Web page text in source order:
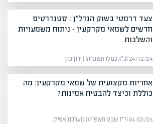
צעד דרמטי בשוק הנדל"ן : סטנדרטים
חדשים לשמאי מקרקעין – ניתוח משמעויות
והשלכות
24/12/24 (כ״ג כסלו תשפ״ה) | ירון כהן
אחריות מקצועית של שמאי מקרקעין: מה
כוללת וכיצד להבטיח אמינות?
04/02/26 (י״ז שבט תשפ״ו) | מערכת אפיק